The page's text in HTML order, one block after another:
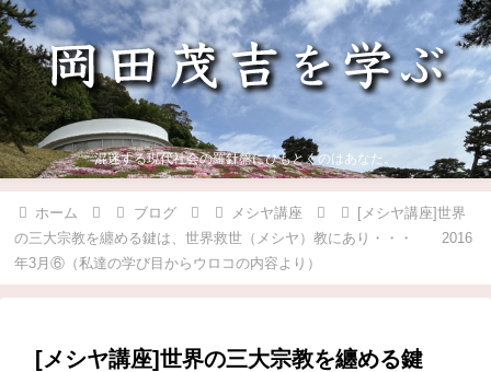
混迷する現代社会の羅針盤にひもとくのはあなた。
ホーム ブログ メシヤ講座
[メシヤ講座]世界
の三大宗教を纏める鍵は、世界救世（メシヤ）教にあり・・・ 2016
年3月⑥（私達の学び目からウロコの内容より）
[メシヤ講座]世界の三大宗教を纏める鍵